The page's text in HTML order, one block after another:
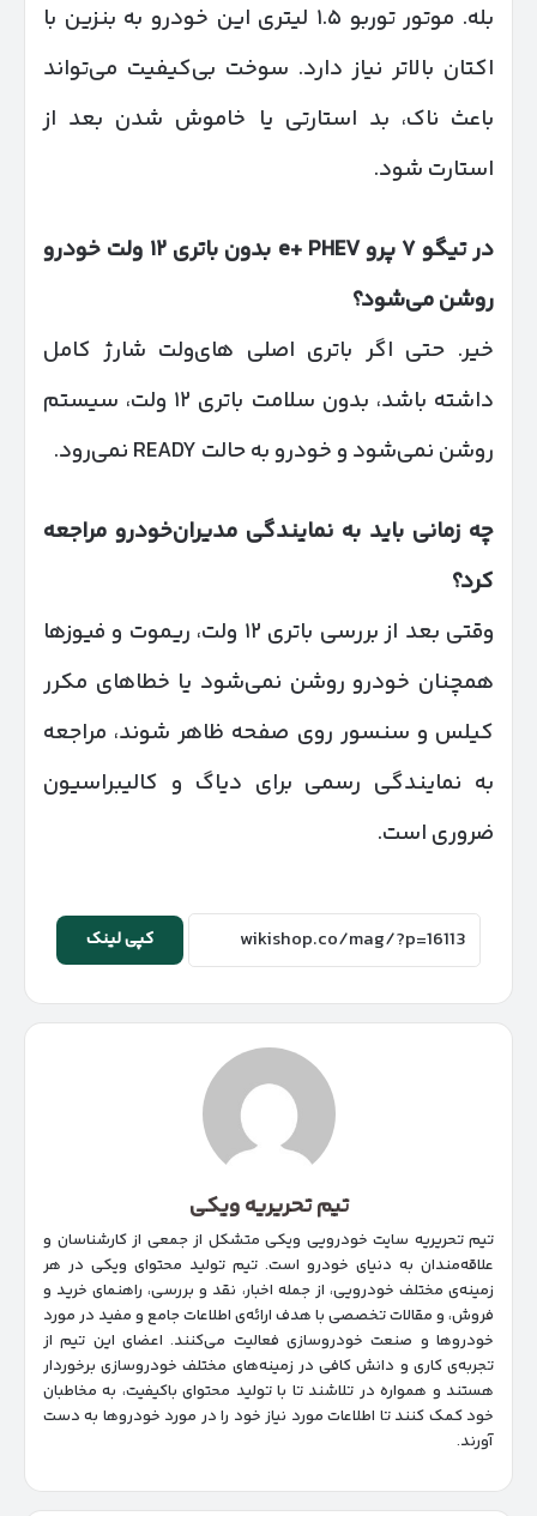
بله. موتور توربو ۱.۵ لیتری این خودرو به بنزین با
اکتان بالاتر نیاز دارد. سوخت بی‌کیفیت می‌تواند
باعث ناک، بد استارتی یا خاموش شدن بعد از
استارت شود.
در تیگو۷ پروe+ PHEV بدون باتری۱۲ ولت خودرو
روشن می‌شود؟
خیر. حتی اگر باتری اصلی های‌ولت شارژ کامل
داشته باشد، بدون سلامت باتری ۱۲ ولت، سیستم
روشن نمی‌شود و خودرو به حالت READY نمی‌رود.
چه زمانی باید به نمایندگی مدیران‌خودرو مراجعه
کرد؟
وقتی بعد از بررسی باتری ۱۲ ولت، ریموت و فیوزها
همچنان خودرو روشن نمی‌شود یا خطاهای مکرر
کیلس و سنسور روی صفحه ظاهر شوند، مراجعه
به نمایندگی رسمی برای دیاگ و کالیبراسیون
ضروری است.
کپی لینک
تیم تحریریه ویکی
تیم تحریریه سایت خودرویی ویکی متشکل از جمعی از کارشناسان و
علاقه‌مندان به دنیای خودرو است. تیم تولید محتوای ویکی در هر
زمینه‌‌ی مختلف خودرویی، از جمله اخبار، نقد و بررسی، راهنمای خرید و
فروش، و مقالات تخصصی با هدف ارائه‌ی اطلاعات جامع و مفید در مورد
خودروها و صنعت خودروسازی فعالیت می‌کنند. اعضای این تیم از
تجربه‌ی کاری و دانش کافی در زمینه‌های مختلف خودروسازی برخوردار
هستند و همواره در تلاشند تا با تولید محتوای باکیفیت، به مخاطبان
خود کمک کنند تا اطلاعات مورد نیاز خود را در مورد خودروها به دست
آورند.